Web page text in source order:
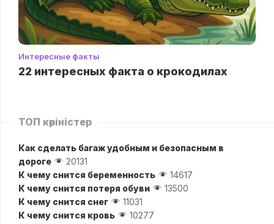
Интересные факты
22 интересных факта о крокодилах
ТОП көріністер
Как сделать багаж удобным и безопасным в
дороге
20131
К чему снится беременность
14617
К чему снится потеря обуви
13500
К чему снится снег
11031
К чему снится кровь
10277